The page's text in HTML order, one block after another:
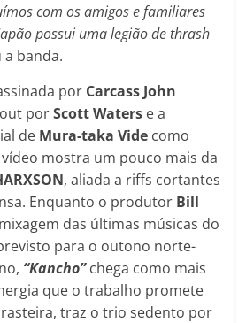
com os amigos e familiares
possui uma legião de thrash
a banda.
por Carcass John
porScott Waters e a
de Mura-taka Vide como
vídeo mostra um pouco mais da
, aliada a riffs cortantes
Enquanto o produtor Bill
das últimas músicas do
para o outono norte-
“Kancho”chega como mais
que o trabalho promete
traz o trio sedento por